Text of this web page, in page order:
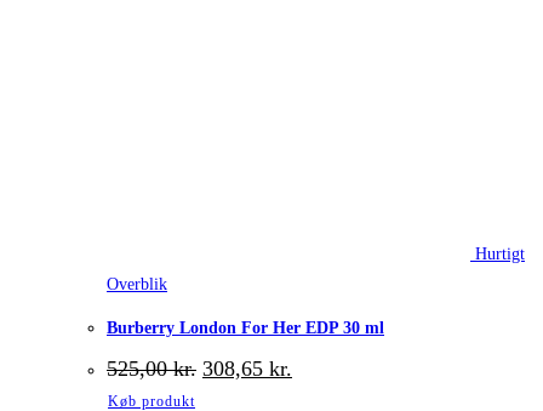
Hurtigt
Overblik
Burberry London For Her EDP 30 ml
525,00kr. Den
oprindelige
308,65 kr.
aktuelle
Køb produkt